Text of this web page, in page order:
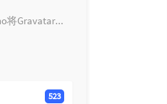
typecho将Gravatar头像改为QQ头像
523